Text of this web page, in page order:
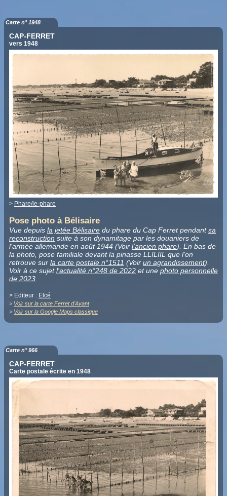
Carte n° 1948
CAP-FERRET
vers 1948
> Phare/le-phare
Pose photo à Bélisaire
Vue depuis la jetée Bélisaire du phare du Cap Ferret pendantsa
reconstruction suite à son dynamitage par les douaniers de
l'armée allemande en août 1944 (Voir l'ancien phare). En bas de
la photo, pose familiale devant la pinasse LLILIIL que l'on
retrouve sur la carte postale n°1511 (Voir un agrandissement).
Voir à ce sujetl'actualité n°248 de 2022 et une photo personnelle
de 2023
> Editeur : Elcé
> Voir sur la carte Ferret d'Avant
> Voir sur la Google Maps classique
Carte n° 966
CAP-FERRET
Carte postale écrite en 1948